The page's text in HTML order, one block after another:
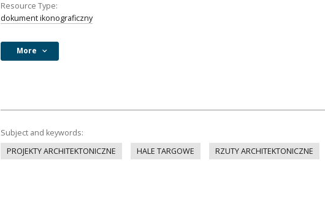
Resource Type:
dokument ikonograficzny
More
Subject and keywords:
PROJEKTY ARCHITEKTONICZNE
HALE TARGOWE RZUTY ARCHITEKTONICZNE